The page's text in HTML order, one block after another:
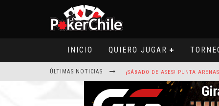
INICIO QUIERO JUGAR
ÚLTIMAS NOTICIAS
ROAD TO CLSOP PUERTO PLATA,